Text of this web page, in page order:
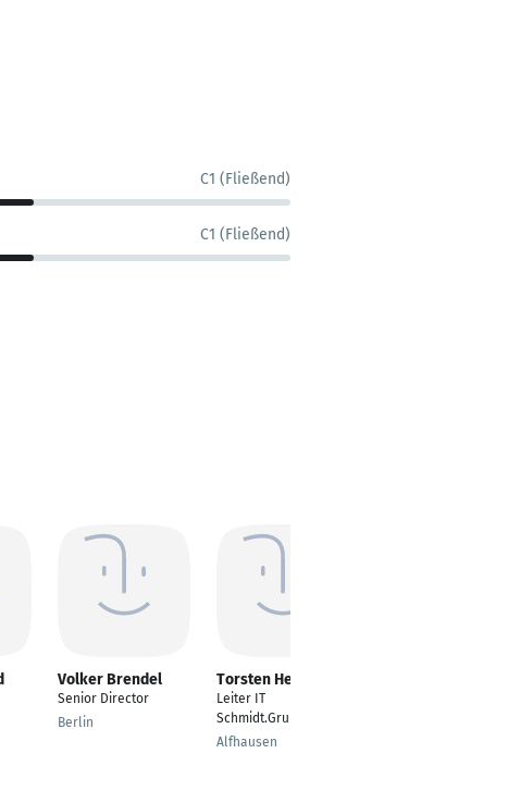
C1 (Fließend)
C1 (Fließend)
Volker Brendel
Senior Director
Berlin
Torsten Hedemann
Leiter IT
Schmidt.Gruppe
Alfhausen